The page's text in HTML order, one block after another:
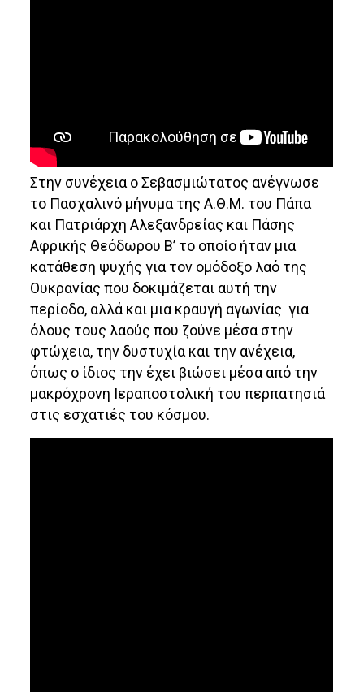
Στην συνέχεια ο Σεβασμιώτατος ανέγνωσε
το Πασχαλινό μήνυμα της Α.Θ.Μ. του Πάπα
και Πατριάρχη Αλεξανδρείας και Πάσης
Αφρικής Θεόδωρου Β’ το οποίο ήταν μια
κατάθεση ψυχής για τον ομόδοξο λαό της
Ουκρανίας που δοκιμάζεται αυτή την
περίοδο, αλλά και μια κραυγή αγωνίας για
όλους τους λαούς που ζούνε μέσα στην
φτώχεια, την δυστυχία και την ανέχεια,
όπως ο ίδιος την έχει βιώσει μέσα από την
μακρόχρονη Ιεραποστολική του περπατησιά
στις εσχατιές του κόσμου.